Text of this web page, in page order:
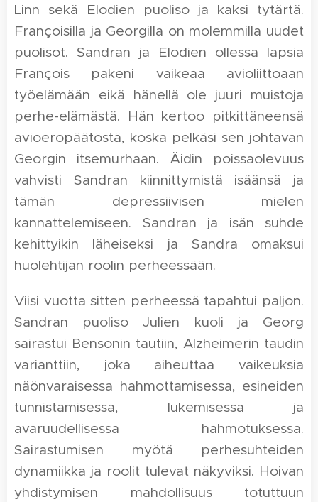
Linn sekä Elodien puoliso ja kaksi tytärtä.
Françoisilla ja Georgilla on molemmilla uudet
puolisot. Sandran ja Elodien ollessa lapsia
François pakeni vaikeaa avioliittoaan
työelämään eikä hänellä ole juuri muistoja
perhe-elämästä. Hän kertoo pitkittäneensä
avioeropäätöstä, koska pelkäsi sen johtavan
Georgin itsemurhaan. Äidin poissaolevuus
vahvisti Sandran kiinnittymistä isäänsä ja
tämän depressiivisen mielen
kannattelemiseen. Sandran ja isän suhde
kehittyikin läheiseksi ja Sandra omaksui
huolehtijan roolin perheessään.
Viisi vuotta sitten perheessä tapahtui paljon.
Sandran puoliso Julien kuoli ja Georg
sairastui Bensonin tautiin, Alzheimerin taudin
varianttiin, joka aiheuttaa vaikeuksia
näönvaraisessa hahmottamisessa, esineiden
tunnistamisessa, lukemisessa ja
avaruudellisessa hahmotuksessa.
Sairastumisen myötä perhesuhteiden
dynamiikka ja roolit tulevat näkyviksi. Hoivan
yhdistymisen mahdollisuus totuttuun